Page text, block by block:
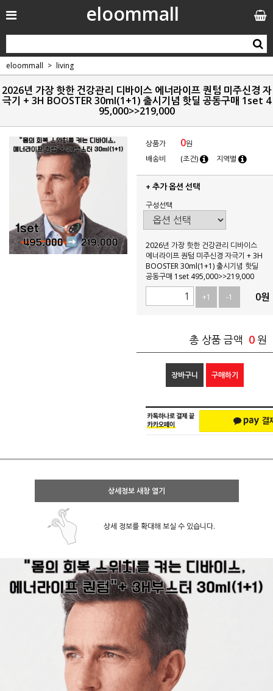
eloommall
eloommall living
2026년 가장 핫한 건강관리 디바이스 에너라이프 퀀텀 미주신경 자
극기 + 3H BOOSTER 30ml(1+1) 출시기념 핫딜 공동구매 1set 4
95,000>>219,000
상품가 0원
배송비
(조건) 지역별
+ 추가 옵션 선택
구성선택
2026년 가장 핫한 건강관리 디바이스
에너라이프 퀀텀 미주신경 자극기 + 3H
BOOSTER 30ml(1+1) 출시기념 핫딜
공동구매 1set 495,000>>219,000
+1
-1 0원
총 상품 금액 0 원
장바구니 구매하기
상세정보 새창 열기
상세 정보를 확대해 보실 수 있습니다.